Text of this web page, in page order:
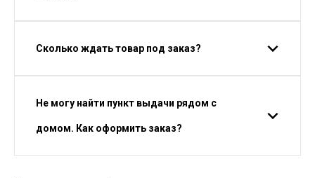
Сколько ждать товар под заказ?
Не могу найти пункт выдачи рядом с
домом. Как оформить заказ?